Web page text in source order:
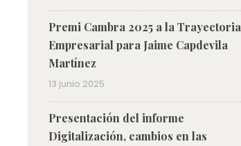
Premi Cambra 2025 a la Trayectoria
Empresarial para Jaime Capdevila
Martínez
13 junio 2025
Presentación del informe
Digitalización, cambios en las